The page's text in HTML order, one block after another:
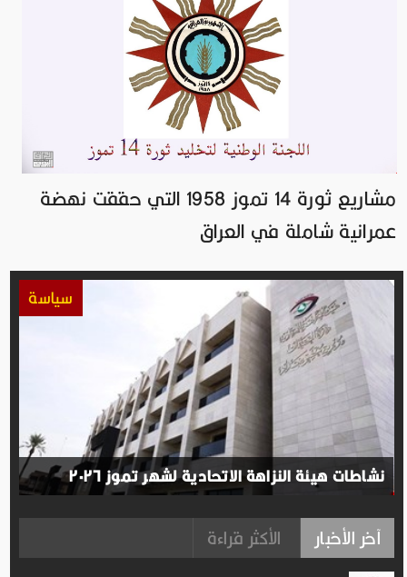
مشاريع ثورة 14 تموز 1958 التي حققت نهضة
عمرانية شاملة في العراق
سياسة
نشاطات هيئة النزاهة الاتحادية لشهر تموز ٢٠٢٦
آخر الأخبار الأكثر قراءة